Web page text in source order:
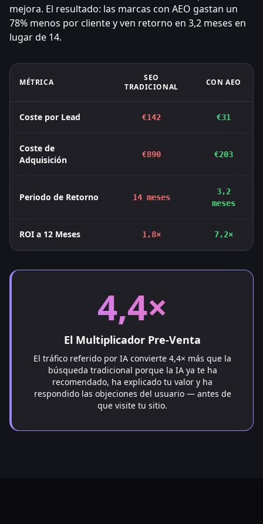
mejora. El resultado: las marcas con AEO gastan un
78% menos por cliente y ven retorno en 3,2 meses en
lugar de 14.
MÉTRICA
SEO
TRADICIONAL
CON AEO
Coste por Lead €142 €31
Coste de
Adquisición
€890 €203
Periodo de Retorno 14 meses
3,2
meses
ROI a 12 Meses 1,8× 7,2×
4,4×
El Multiplicador Pre-Venta
El tráfico referido por IA convierte 4,4× más que la
búsqueda tradicional porque la IA ya te ha
recomendado, ha explicado tu valor y ha
respondido las objeciones del usuario — antes de
que visite tu sitio.